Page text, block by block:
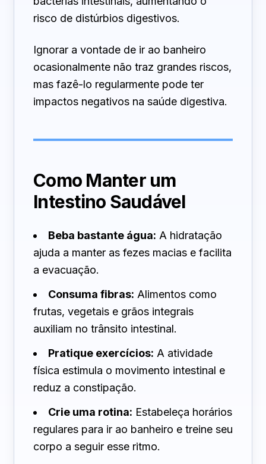
risco de distúrbios digestivos.
Ignorar a vontade de ir ao banheiro
ocasionalmente não traz grandes riscos,
mas fazê-lo regularmente pode ter
impactos negativos na saúde digestiva.
Como Manter um
Intestino Saudável
Beba bastante água: A hidratação
ajuda a manter as fezes macias e facilita
a evacuação.
Consuma fibras: Alimentos como
frutas, vegetais e grãos integrais
auxiliam no trânsito intestinal.
Pratique exercícios: A atividade
física estimula o movimento intestinal e
reduz a constipação.
Crie uma rotina: Estabeleça horários
regulares para ir ao banheiro e treine seu
corpo a seguir esse ritmo.